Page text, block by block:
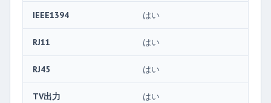
IEEE1394 はい
RJ11 はい
RJ45 はい
TV出力 はい